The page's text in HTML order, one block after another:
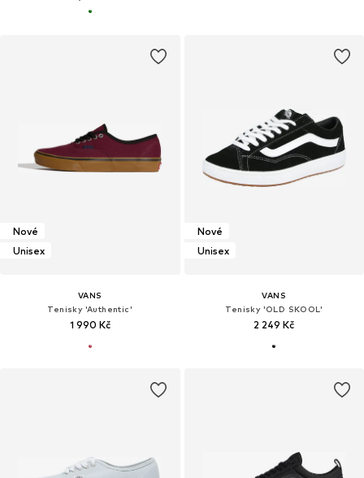
Nové
Unisex
VANS
Tenisky 'Authentic'
1 990 Kč
Nové
Unisex
VANS
Tenisky 'OLD SKOOL'
2 249 Kč